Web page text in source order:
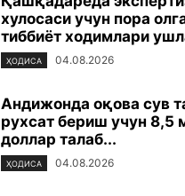
хулосаси учун пора
тиббиёт ходимлари
ҲОДИСА 04.08.2026
Андижонда оқова сув
рухсат бериш учун 8,5
доллар талаб...
ҲОДИСА 04.08.2026